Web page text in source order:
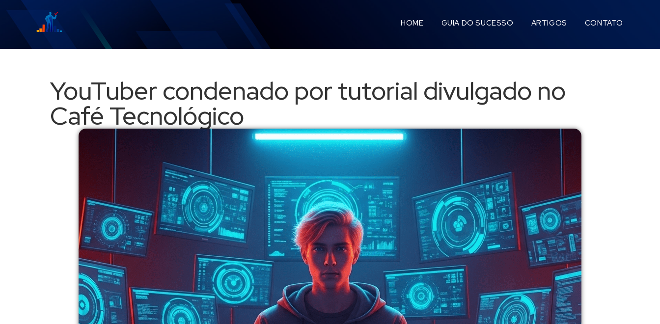
HOME GUIA DO SUCESSO ARTIGOS CONTATO
YouTuber condenado por tutorial divulgado no
Café Tecnológico